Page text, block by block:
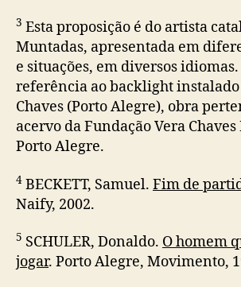
3 Esta proposição é do artista
Muntadas, apresentada em
e situações, em diversos
referência ao backlight
Chaves (Porto Alegre), obra
acervo da Fundação Vera
Porto Alegre.
4 BECKETT, Samuel. Fim de
Naify, 2002.
5 SCHULER, Donaldo. O homem
jogar. Porto Alegre, Movimento,